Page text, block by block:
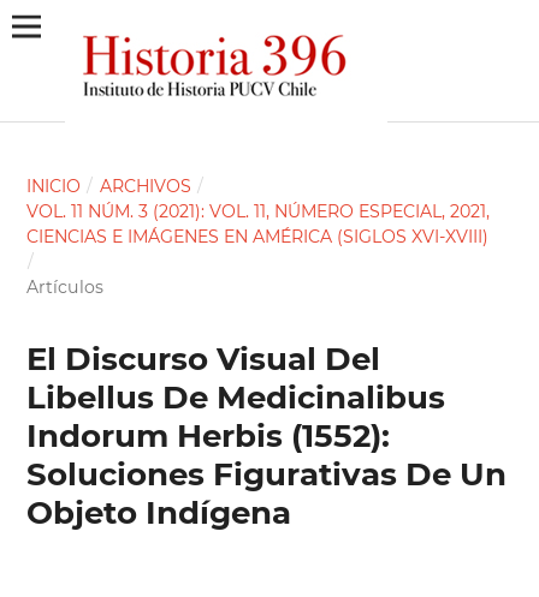
INICIO / ARCHIVOS /
VOL. 11 NÚM. 3 (2021): VOL. 11, NÚMERO ESPECIAL, 2021,
CIENCIAS E IMÁGENES EN AMÉRICA (SIGLOS XVI-XVIII)
/
Artículos
El Discurso Visual Del
Libellus De Medicinalibus
Indorum Herbis (1552):
Soluciones Figurativas De Un
Objeto Indígena